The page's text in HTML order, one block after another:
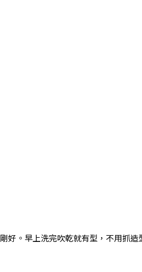
好。早上洗完吹乾就有型，不用抓